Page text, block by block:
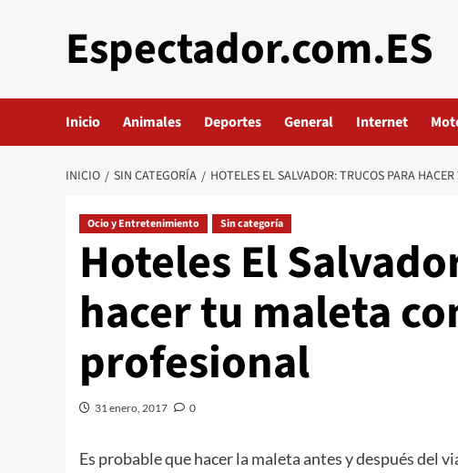
Espectador.com.ES
Inicio Animales Deportes General Internet
INICIO SIN CATEGORÍA HOTELES EL SALVADOR: TRUCOS PARA
Ocio y Entretenimiento Sin categoría
Hoteles El
hacer tu maleta
profesional
31 enero, 2017 0
Es probable que hacer la maleta antes y después del